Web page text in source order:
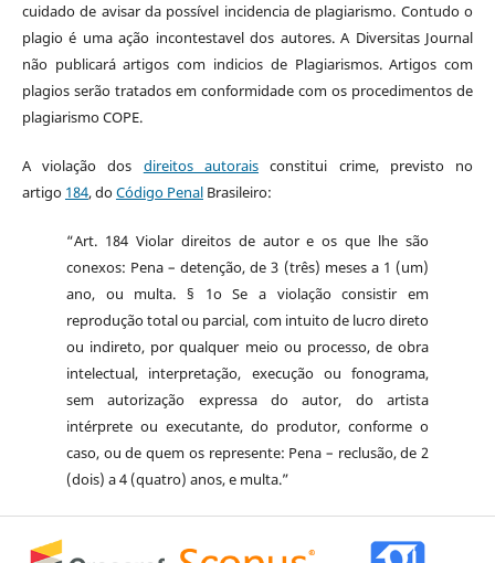
cuidado de avisar da possível incidencia de plagiarismo. Contudo o
plagio é uma ação incontestavel dos autores. A Diversitas Journal
não publicará artigos com indicios de Plagiarismos. Artigos com
plagios serão tratados em conformidade com os procedimentos de
plagiarismo COPE.
A violação dos direitos autorais constitui crime, previsto no
artigo 184, doCódigo PenalBrasileiro:
“Art. 184 Violar direitos de autor e os que lhe são
conexos: Pena – detenção, de 3 (três) meses a 1 (um)
ano, ou multa. § 1o Se a violação consistir em
reprodução total ou parcial, com intuito de lucro direto
ou indireto, por qualquer meio ou processo, de obra
intelectual, interpretação, execução ou fonograma,
sem autorização expressa do autor, do artista
intérprete ou executante, do produtor, conforme o
caso, ou de quem os represente: Pena – reclusão, de 2
(dois) a 4 (quatro) anos, e multa.”